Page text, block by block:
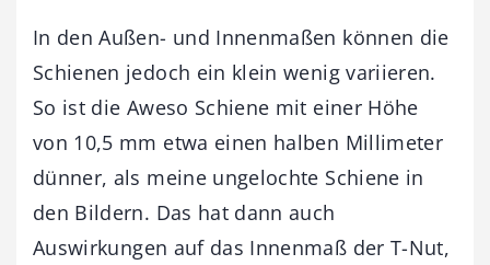
In den Außen- und Innenmaßen können die
Schienen jedoch ein klein wenig variieren.
So ist die Aweso Schiene mit einer Höhe
von 10,5 mm etwa einen halben Millimeter
dünner, als meine ungelochte Schiene in
den Bildern. Das hat dann auch
Auswirkungen auf das Innenmaß der T-Nut,